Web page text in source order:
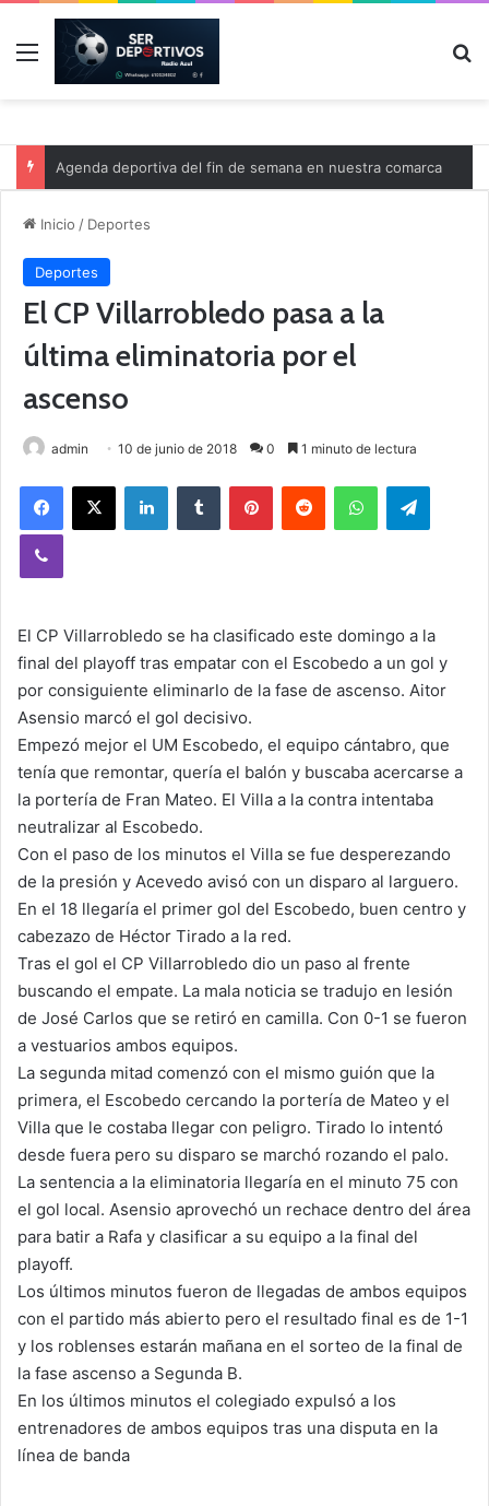
Menú
Agenda deportiva del fin de semana en nuestra comarca
Inicio / Deportes
Deportes
El CP Villarrobledo pasa a la
última eliminatoria por el
ascenso
admin 10 de junio de 2018 0 1 minuto de lectura
El CP Villarrobledo se ha clasificado este domingo a la
final del playoff tras empatar con el Escobedo a un gol y
por consiguiente eliminarlo de la fase de ascenso. Aitor
Asensio marcó el gol decisivo.
Empezó mejor el UM Escobedo, el equipo cántabro, que
tenía que remontar, quería el balón y buscaba acercarse a
la portería de Fran Mateo. El Villa a la contra intentaba
neutralizar al Escobedo.
Con el paso de los minutos el Villa se fue desperezando
de la presión y Acevedo avisó con un disparo al larguero.
En el 18 llegaría el primer gol del Escobedo, buen centro y
cabezazo de Héctor Tirado a la red.
Tras el gol el CP Villarrobledo dio un paso al frente
buscando el empate. La mala noticia se tradujo en lesión
de José Carlos que se retiró en camilla. Con 0-1 se fueron
a vestuarios ambos equipos.
La segunda mitad comenzó con el mismo guión que la
primera, el Escobedo cercando la portería de Mateo y el
Villa que le costaba llegar con peligro. Tirado lo intentó
desde fuera pero su disparo se marchó rozando el palo.
La sentencia a la eliminatoria llegaría en el minuto 75 con
el gol local. Asensio aprovechó un rechace dentro del área
para batir a Rafa y clasificar a su equipo a la final del
playoff.
Los últimos minutos fueron de llegadas de ambos equipos
con el partido más abierto pero el resultado final es de 1-1
y los roblenses estarán mañana en el sorteo de la final de
la fase ascenso a Segunda B.
En los últimos minutos el colegiado expulsó a los
entrenadores de ambos equipos tras una disputa en la
línea de banda